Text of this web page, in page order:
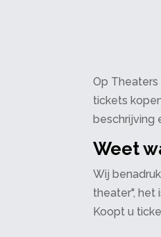
Op
tickets
beschrijving
Weet
Wij
theater", het
Koopt u